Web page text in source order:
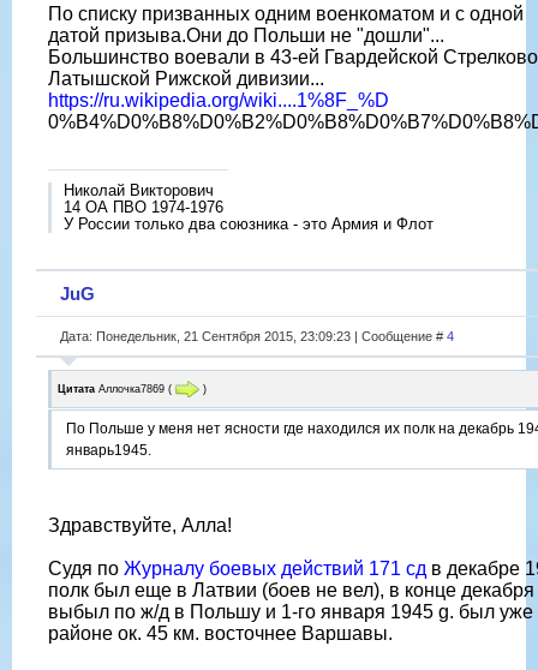
По списку призванных одним военкоматом и с одной
датой призыва.Они до Польши не "дошли"...
Большинство воевали в 43-ей Гвардейской
Латышской Рижской дивизии...
https://ru.wikipedia.org/wiki....1%8F_%D
Николай Викторович
14 ОА ПВО 1974-1976
У России только два союзника - это Армия и Флот
JuG
Дата: Понедельник, 21 Сентября 2015, 23:09:23 | Сообщение # 4
Цитата Аллочка7869 ( )
По Польше у меня нет ясности где находился их полк на декабрь
январь1945.
Здравствуйте, Алла!
Судя по Журналу боевых действий 171 сд в декабре
полк был еще в Латвии (боев не вел), в конце декабря
выбыл по ж/д в Польшу и 1-го января 1945 g. был уже
районе ок. 45 км. восточнее Варшавы.